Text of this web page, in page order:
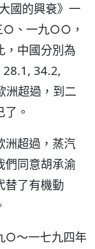
國的興衰》一
○、一九○○，
，中國分別為
34.2,
洲超過，到二
。
洲超過，蒸汽
們同意胡承渝
替了有機動
○～一七九四年